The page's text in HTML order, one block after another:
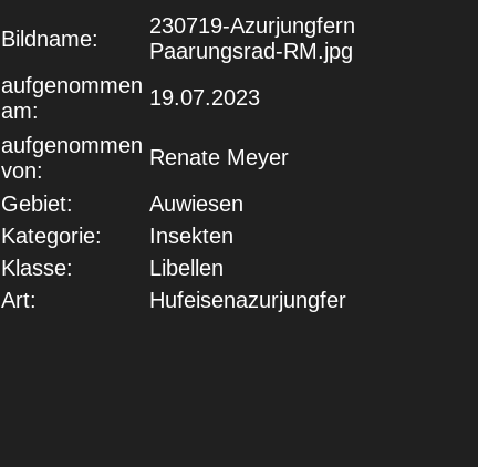
Bildname:
230719-Azurjungfern
Paarungsrad-RM.jpg
aufgenommen
am:
19.07.2023
aufgenommen
von:
Renate Meyer
Gebiet:
Auwiesen
Kategorie:
Insekten
Klasse:
Libellen
Art:
Hufeisenazurjungfer